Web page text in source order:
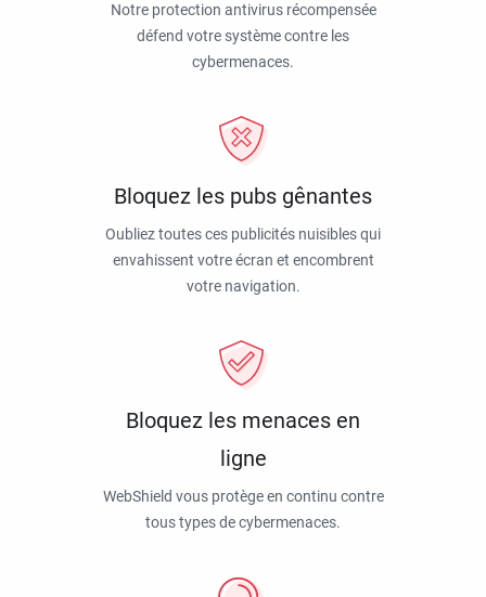
Notre protection antivirus récompensée
défend votre système contre les
cybermenaces.
Bloquez les pubs gênantes
Oubliez toutes ces publicités nuisibles qui
envahissent votre écran et encombrent
votre navigation.
Bloquez les menaces en
ligne
WebShield vous protège en continu contre
tous types de cybermenaces.